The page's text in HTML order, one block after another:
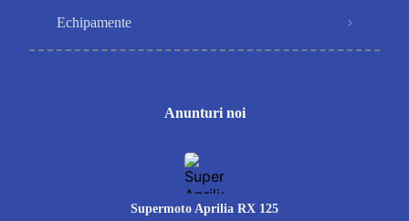
Echipamente
Anunturi noi
Supermoto Aprilia RX 125